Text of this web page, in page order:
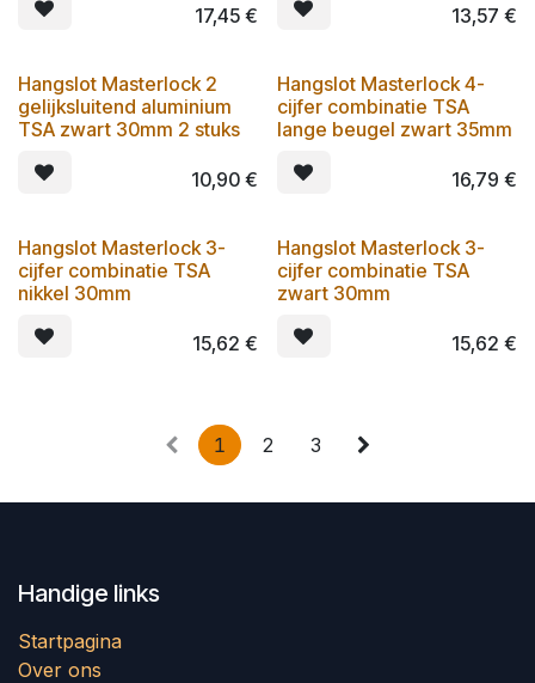
17,45€ 13,57 €
Hangslot Masterlock 2
gelijksluitend aluminium
TSA zwart 30mm 2 stuks
10,90€
Hangslot Masterlock 4-
cijfer combinatie TSA
lange beugel zwart 35mm
16,79 €
Hangslot Masterlock 3-
cijfer combinatie TSA
nikkel 30mm
15,62 €
Hangslot Masterlock 3-
cijfer combinatie TSA
zwart 30mm
15,62 €
1 2 3
Handige links
Startpagina
Over ons